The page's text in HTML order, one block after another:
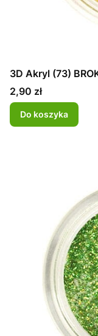
3D Akryl (73)
Cena
2,90 zł
Do koszyka